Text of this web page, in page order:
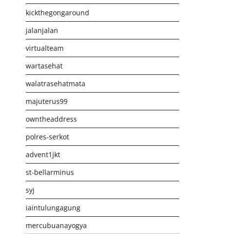
kickthegongaround
jalanjalan
virtualteam
wartasehat
walatrasehatmata
majuterus99
owntheaddress
polres-serkot
advent1jkt
st-bellarminus
syj
iaintulungagung
mercubuanayogya